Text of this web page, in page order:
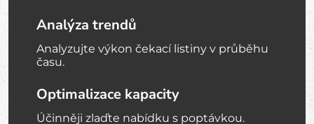
Analýza trendů
Analyzujte výkon čekací listiny v průběhu
času.
Optimalizace kapacity
Účinněji zlaďte nabídku s poptávkou.